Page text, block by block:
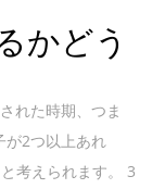
かどう
れた時期、つま
が2つ以上あれ
考えられます。 3